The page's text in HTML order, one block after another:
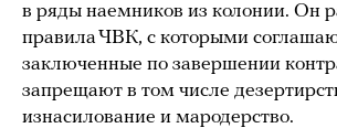
в ряды наемников из колонии. Он
правила ЧВК, с которыми
заключенные по завершении
запрещают в том числе
изнасилование и мародерство.